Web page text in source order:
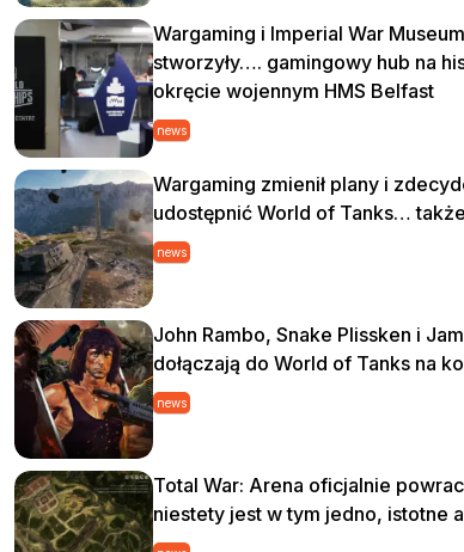
Wargaming i Imperial War
stworzyły…. gamingowy hub na
okręcie wojennym HMS Belfast
news
Wargaming zmienił plany i
udostępnić World of Tanks…
news
John Rambo, Snake Plissken i
dołączają do World of Tanks na
news
Total War: Arena oficjalnie
niestety jest w tym jedno, istotne